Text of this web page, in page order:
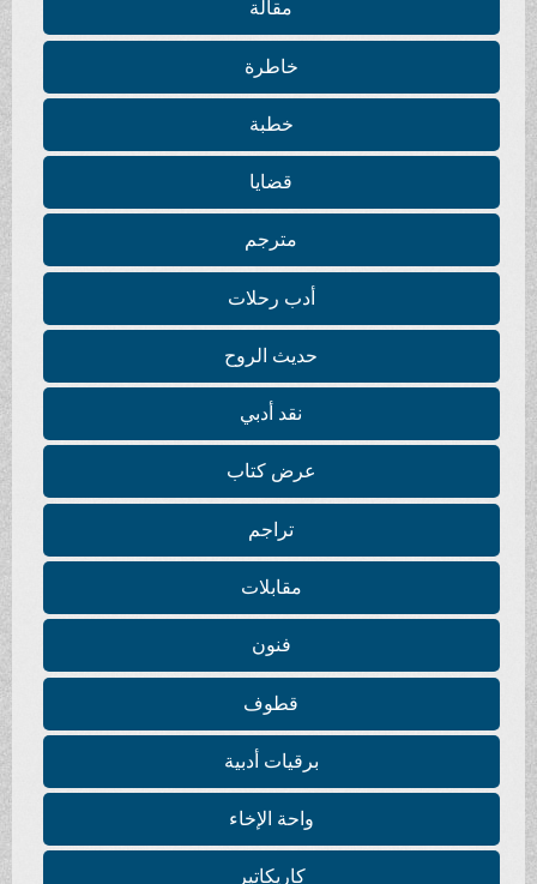
مقالة
خاطرة
خطبة
قضايا
مترجم
أدب رحلات
حديث الروح
نقد أدبي
عرض كتاب
تراجم
مقابلات
فنون
قطوف
برقيات أدبية
واحة الإخاء
كاريكاتير